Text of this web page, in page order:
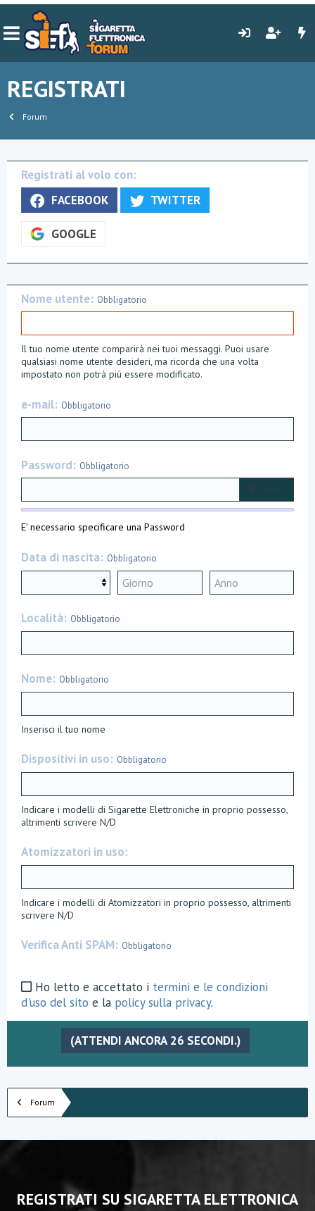
REGISTRATI
Forum
Registrati al volo con
FACEBOOK
TWITTER
GOOGLE
Nome utente Obbligatorio
Il tuo nome utente comparirà nei tuoi messaggi. Puoi usare
qualsiasi nome utente desideri, ma ricorda che una volta
impostato non potrà più essere modificato.
e-mail Obbligatorio
Password Obbligatorio
E' necessario specificare una Password
Data di nascita Obbligatorio
Località Obbligatorio
Nome Obbligatorio
Inserisci il tuo nome
Dispositivi in uso Obbligatorio
Indicare i modelli di Sigarette Elettroniche in proprio possesso,
altrimenti scrivere N/D
Atomizzatori in uso
Indicare i modelli di Atomizzatori in proprio possesso, altrimenti
scrivere N/D
Verifica Anti SPAM Obbligatorio
Ho letto e accettato i termini e le condizioni
d'uso del sito e la policy sulla privacy.
(ATTENDI ANCORA 26 SECONDI.)
Forum
REGISTRATI SU SIGARETTA ELETTRONICA